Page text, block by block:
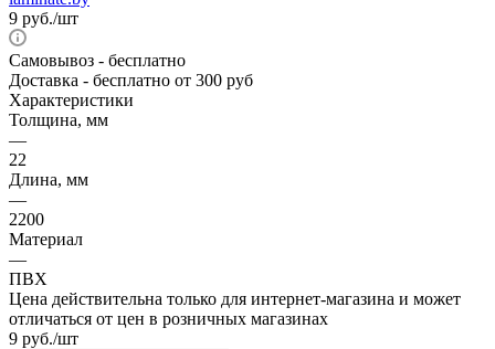
9 руб./шт
Самовывоз - бесплатно
Доставка - бесплатно от 300 руб
Характеристики
Толщина, мм
—
22
Длина, мм
—
2200
Материал
—
ПВХ
Цена действительна только для интернет-магазина и может
отличаться от цен в розничных магазинах
9 руб./шт